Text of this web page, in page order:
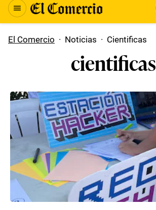
El Comercio · Noticias · Cientificas
cientificas